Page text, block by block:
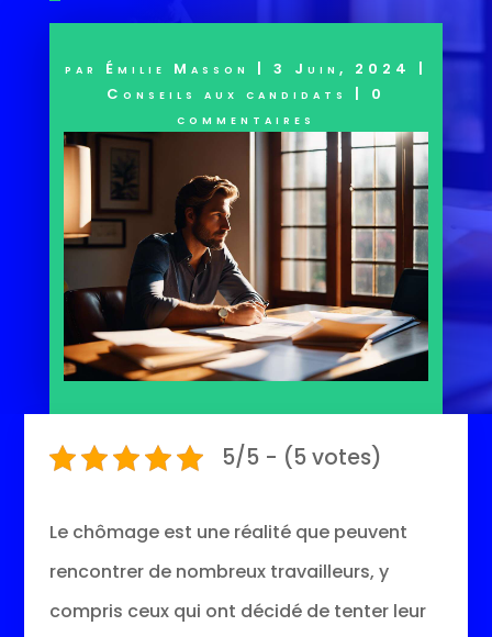
par Émilie Masson | 3 Juin, 2024
|
Conseils aux candidats
| 0
commentaires
5/5 - (5 votes)
Le chômage est une réalité que peuvent
rencontrer de nombreux travailleurs, y
compris ceux qui ont décidé de tenter leur